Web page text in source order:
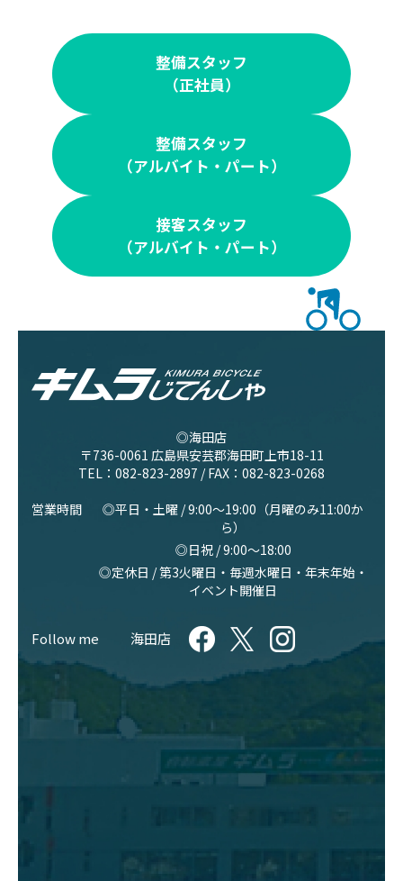
整備スタッフ
（正社員）
整備スタッフ
（アルバイト・パート）
接客スタッフ
（アルバイト・パート）
◎海田店
〒736-0061 広島県安芸郡海田町上市18-11
TEL： 082-823-2897 / FAX：082-823-0268
営業時間
◎平日・土曜 / 9:00〜19:00（月曜のみ11:00か
ら）
◎日祝 / 9:00〜18:00
◎定休日 / 第3火曜日・毎週水曜日・年末年始・
イベント開催日
Follow me 海田店